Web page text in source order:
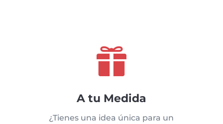

A tu Medida
¿Tienes una idea única para un